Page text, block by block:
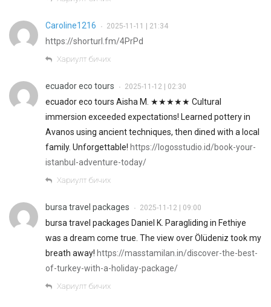
Caroline1216 • 2025-11-11 | 21:34
https://shorturl.fm/4PrPd
Хариулт бичих
ecuador eco tours • 2025-11-12 | 02:30
ecuador eco tours Aisha M. ★★★★★ Cultural
immersion exceeded expectations! Learned pottery in
Avanos using ancient techniques, then dined with a local
family. Unforgettable! https://logosstudio.id/book-your-
istanbul-adventure-today/
Хариулт бичих
bursa travel packages • 2025-11-12 | 09:00
bursa travel packages Daniel K. Paragliding in Fethiye
was a dream come true. The view over Ölüdeniz took my
breath away! https://masstamilan.in/discover-the-best-
of-turkey-with-a-holiday-package/
Хариулт бичих